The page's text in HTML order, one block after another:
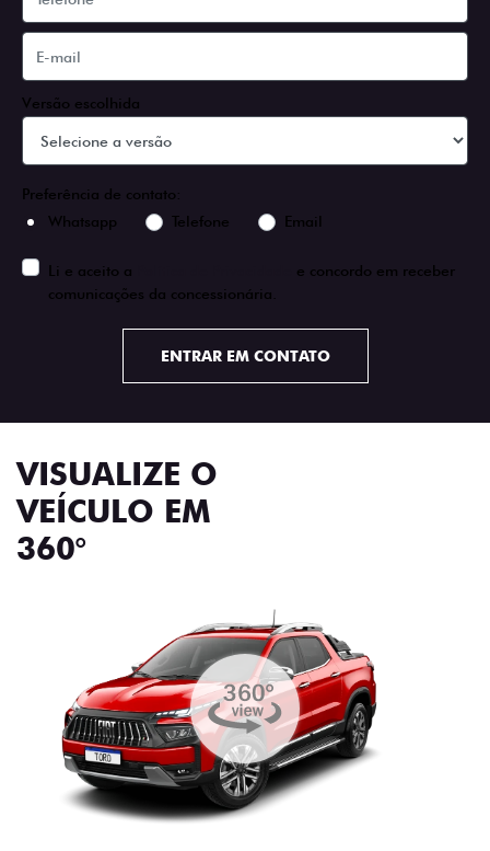
Versão escolhida
Preferência de contato:
Whatsapp
Telefone Email
Li e aceito a
e concordo em receber
comunicações da concessionária.
ENTRAR EM CONTATO
VISUALIZE O
VEÍCULO EM
360°